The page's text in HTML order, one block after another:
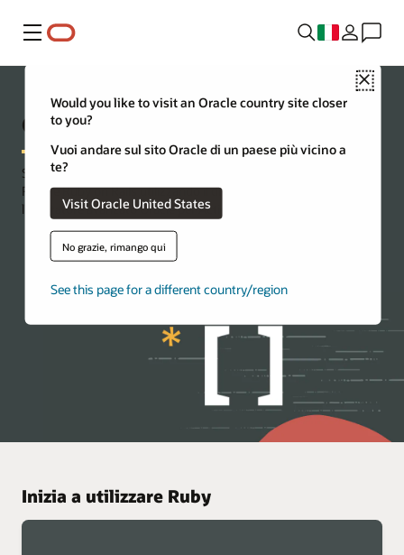
Menu
Close
Would you like to visit an Oracle country site closer
to you?
Vuoi andare sul sito Oracle di un paese più vicino a
te?
Visit Oracle United States
No grazie, rimango qui
See this page for a different country/region
Centro sviluppatori Ruby
Sviluppare applicazioni con Oracle Database. Creare applicazioni
Ruby e Ruby on Rails utilizzando il driver ruby-oci8 o JRuby con
l'adattatore avanzato Oracle per ActiveRecord.
Inizia con il tuo primo laboratorio
Inizia a utilizzare Ruby